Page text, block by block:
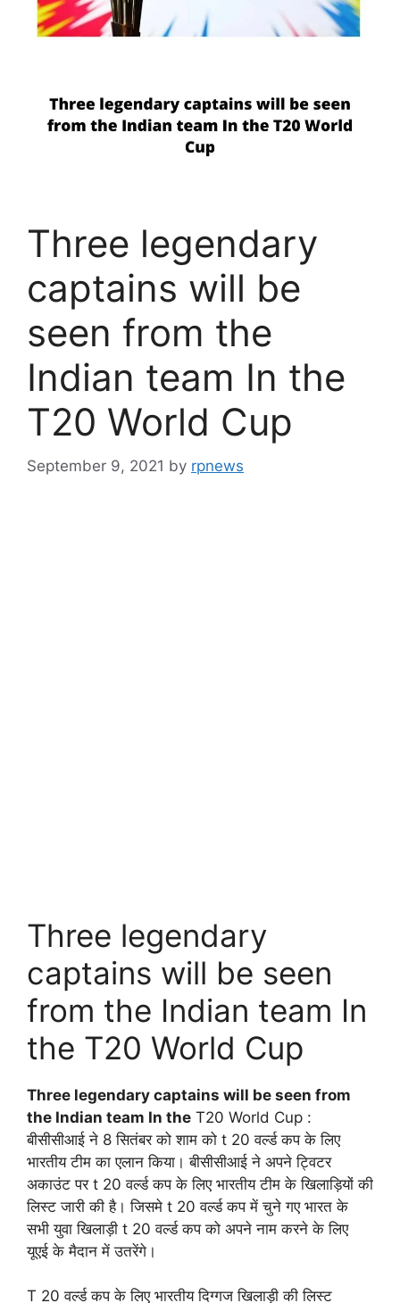
Three legendary
captains will be
seen from the
Indian team In the
T20 World Cup
September 9, 2021 by rpnews
Three legendary
captains will be seen
from the Indian team In
the T20 World Cup
Three legendary captains will be seen from
the Indian team In the T20 World Cup :
बीसीसीआई ने 8 सितंबर को शाम को t 20 वर्ल्ड कप के लिए
भारतीय टीम का एलान किया। बीसीसीआई ने अपने ट्विटर
अकाउंट पर t 20 वर्ल्ड कप के लिए भारतीय टीम के खिलाड़ियों की
लिस्ट जारी की है। जिसमे t 20 वर्ल्ड कप में चुने गए भारत के
सभी युवा खिलाड़ी t 20 वर्ल्ड कप को अपने नाम करने के लिए
यूएई के मैदान में उतरेंगे।
T 20 वर्ल्ड कप के लिए भारतीय दिग्गज खिलाड़ी की लिस्ट